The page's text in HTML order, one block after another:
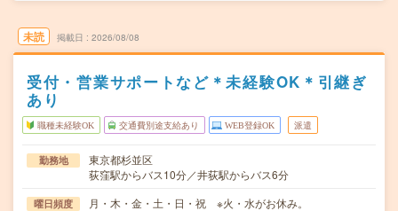
未読 掲載日 2026/08/08
受付・営業サポートなど＊未経験OK＊引継ぎ
あり
職種未経験OK 交通費別途支給あり WEB登録OK 派遣
勤務地
東京都杉並区
荻窪駅からバス10分／井荻駅からバス6分
曜日頻度 月・木・金・土・日・祝 ※火・水がお休み。